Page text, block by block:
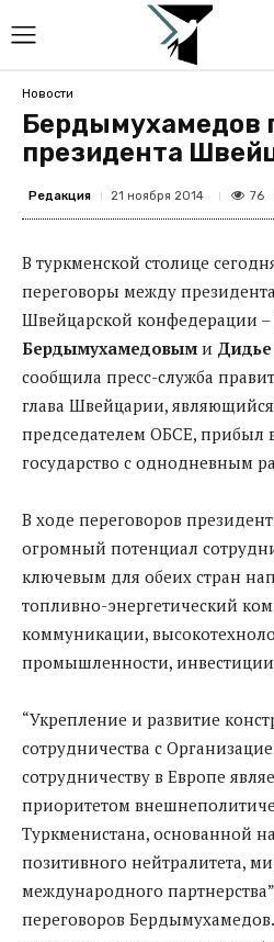
Новости
Бердымухамедов
президента
Редакция 21 ноября 2014 76
В туркменской столице
переговоры между
Швейцарской конфедерации –
Бердымухамедовым и Дидье
сообщила пресс-служба
глава Швейцарии,
председателем ОБСЕ, прибыл
государство с однодневным
В ходе переговоров
огромный потенциал
ключевым для обеих стран
топливно-энергетический
коммуникации,
промышленности,
“Укрепление и развитие
сотрудничества с
сотрудничеству в Европе
приоритетом
Туркменистана, основанной
позитивного нейтралитета,
международного
переговоров